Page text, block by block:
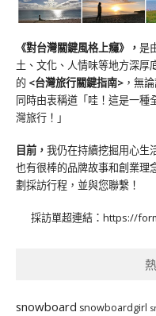
《對台灣關鍵風格上癮》 ， 是
土、文化、人情味等地方深厚
的 <台灣旅行關鍵指南> ，無
同時由衷稱道「哇！這是一種
灣旅行！」
目前， 我仍在持續挖掘用心生
也有很棒的品牌故事和創業理
劃採訪行程，並與您聯繫！
採訪單超連結： https://
snowboard snowboardgirl